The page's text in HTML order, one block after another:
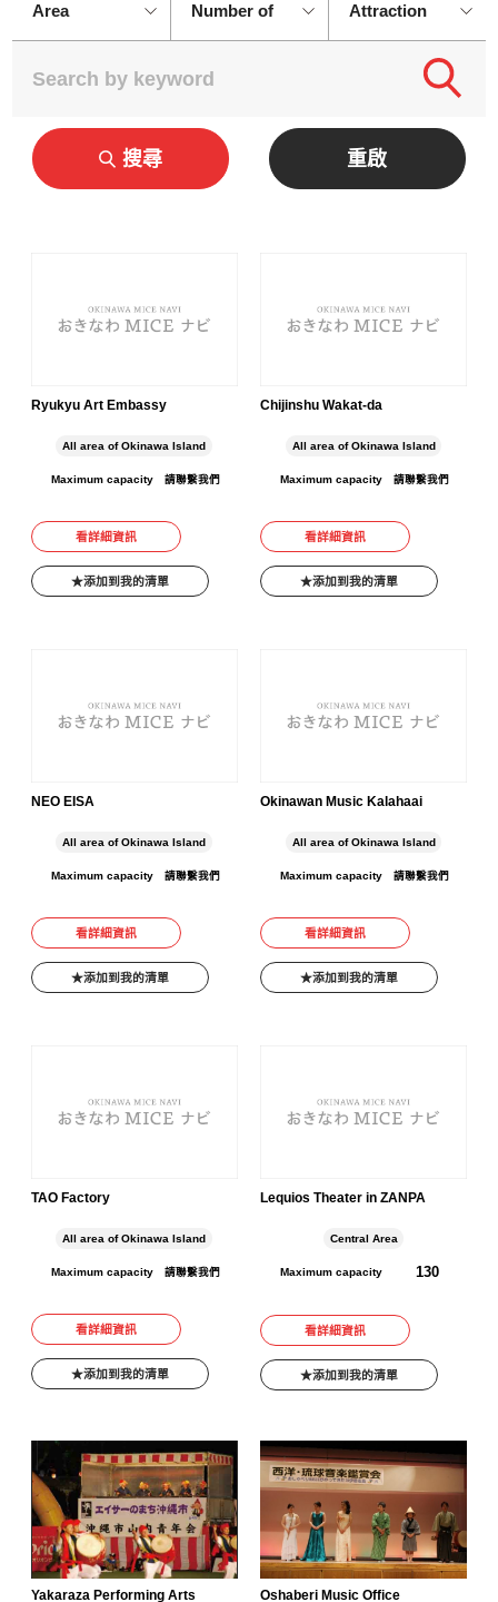
Number of
participants
搜尋 重啟
Ryukyu Art Embassy
All area of Okinawa Island
Maximum capacity 請聯繫我們
看詳細資訊
添加到我的清單
Chijinshu Wakat-da
All area of Okinawa Island
Maximum capacity 請聯繫我們
看詳細資訊
添加到我的清單
NEO EISA
All area of Okinawa Island
Maximum capacity 請聯繫我們
看詳細資訊
添加到我的清單
Okinawan Music Kalahaai
All area of Okinawa Island
Maximum capacity 請聯繫我們
看詳細資訊
添加到我的清單
TAO Factory
All area of Okinawa Island
Maximum capacity 請聯繫我們
看詳細資訊
添加到我的清單
Lequios Theater in ZANPA
Central Area
Maximum capacity 130
看詳細資訊
添加到我的清單
Yakaraza Performing Arts Oshaberi Music Office